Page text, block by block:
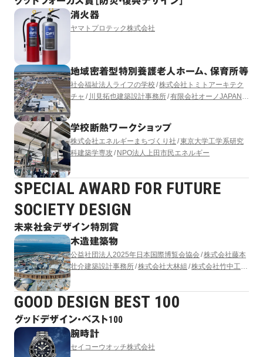
消火器
ヤマトプロテック株式会社
地域密着型特別養護老人ホーム、保育所等
社会福祉法人ライフの学校 株式会社トミトアーキテク
チャ
川見拓也建築設計事務所 有限会社オーノJAPAN
学校断熱ワークショップ
株式会社エネルギーまちづくり社 東京大学工学系研究
科建築学専攻 NPO法人上田市民エネルギー
SPECIAL AWARD FOR FUTURE
SOCIETY DESIGN
未来社会デザイン特別賞
木造建築物
公益社団法人2025年日本国際博覧会協会 株式会社藤本
壮介建築設計事務所 株式会社大林組 株式会社竹中工務
社梓設計
GOOD DESIGN BEST 100
グッドデザイン・ベスト100
腕時計
セイコーウオッチ株式会社